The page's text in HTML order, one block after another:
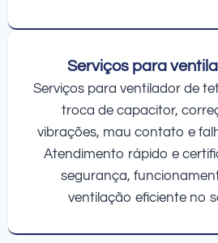
Serviços para
Serviços para ventilador de
troca de capacitor,
vibrações, mau contato e
Atendimento rápido e
segurança,
ventilação eficiente no